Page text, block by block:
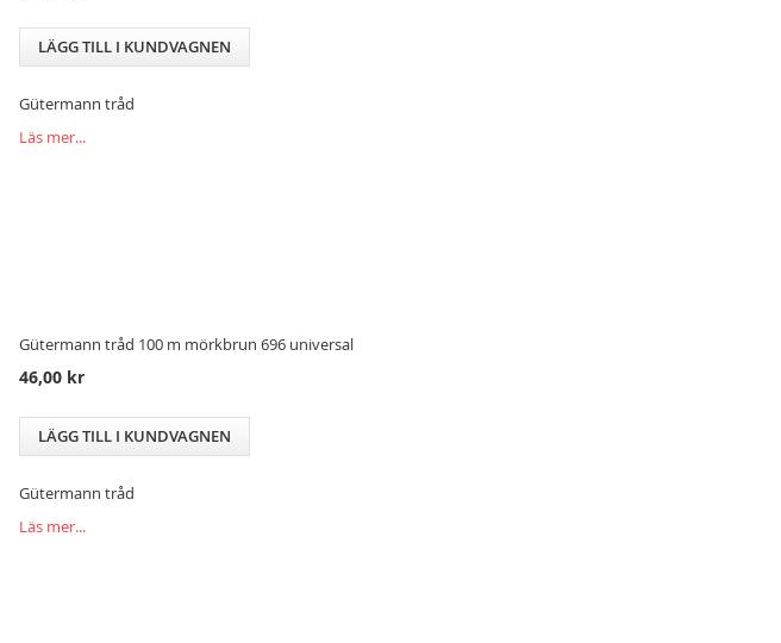
LÄGG TILL I KUNDVAGNEN
Gütermann tråd
Läs mer...
Gütermann tråd 100 m mörkbrun 696 universal
46,00 kr
LÄGG TILL I KUNDVAGNEN
Gütermann tråd
Läs mer...